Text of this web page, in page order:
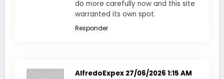
do more carefully now and this site
warranted its own spot.
Responder
AlfredoExpex 27/06/2026 1:15 AM